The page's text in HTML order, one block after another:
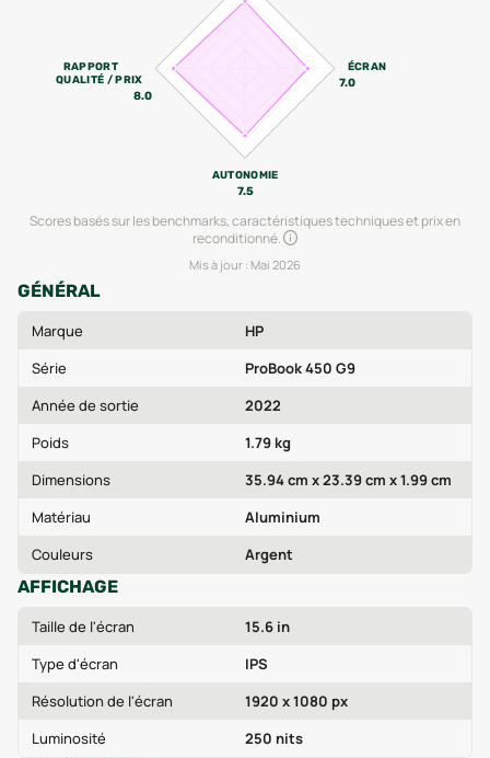
ÉCRAN
7.0
AUTONOMIE
7.5
RAPPORT
QUALITÉ / PRIX
8.0
Scores basés sur les benchmarks, caractéristiques techniques et prix en
reconditionné.
Mis à jour : Mai 2026
GÉNÉRAL
Marque
HP
Série
ProBook 450 G9
Année de sortie
2022
Poids
1.79 kg
Dimensions
35.94 cm x 23.39 cm x 1.99 cm
Matériau
Aluminium
Couleurs
Argent
AFFICHAGE
Taille de l'écran
15.6 in
Type d'écran
IPS
Résolution de l'écran
1920 x 1080 px
Luminosité
250 nits